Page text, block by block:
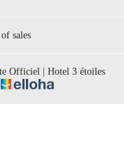
sales
Officiel | Hotel 3 étoiles